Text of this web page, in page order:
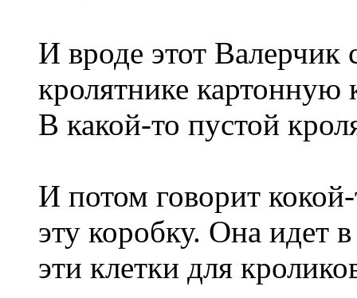
И вроде этот
кролятнике картонную
В какой-то пустой
И потом говорит
эту коробку. Она идет
эти клетки для